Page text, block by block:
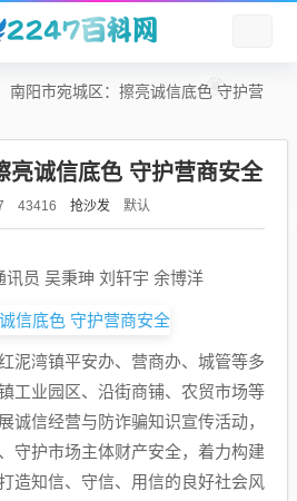
南阳市宛城区：擦亮诚信底色 守护营
亮诚信底色 守护营商安全
43416 抢沙发 默认
讯员 吴秉珅 刘轩宇 余博洋
泥湾镇平安办、营商办、城管等多
工业园区、沿街商铺、农贸市场等
诚信经营与防诈骗知识宣传活动，
守护市场主体财产安全，着力构建
造知信、守信、用信的良好社会风